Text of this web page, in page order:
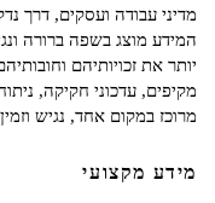
מדיני עבודה ועסקים, דרך
המידע מוצג בשפה ברורה
יותר את זכויותיהם
מקיפים, עדכוני חקיקה,
מרוכז במקום אחד, נגיש
מידע מקצועי